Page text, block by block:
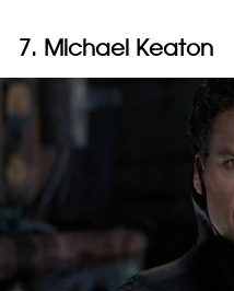
7. Michael Keaton